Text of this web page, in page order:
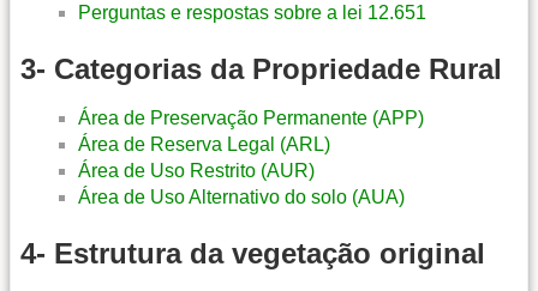
Perguntas e respostas sobre a lei 12.651
3- Categorias da Propriedade Rural
Área de Preservação Permanente (APP)
Área de Reserva Legal (ARL)
Área de Uso Restrito (AUR)
Área de Uso Alternativo do solo (AUA)
4- Estrutura da vegetação original